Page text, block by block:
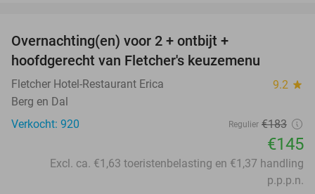
Overnachting(en) voor 2 + ontbijt +
hoofdgerecht van Fletcher's keuzemenu
Fletcher Hotel-Restaurant Erica 9.2 star
Berg en Dal
Verkocht: 920
Regulier €183
€145
Excl. ca. €1,63 toeristenbelasting en €1,37 handling
p.p.p.n.